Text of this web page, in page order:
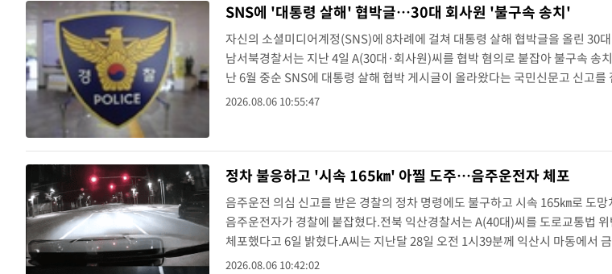
SNS에 '대통령 살해' 협박글…30대 회사원 '불구속 송치'
자신의 소셜미디어계정(SNS)에 8차례에 걸쳐 대통령 살해 협박글을 올린 30
남서북경찰서는 지난 4일 A(30대·회사원)씨를 협박 혐의로 붙잡아 불구속 송
난 6월 중순 SNS에 대통령 살해 협박 게시글이 올라왔다는 국민신문고 신고
확보된 자료를 토대로 해당 글 작성자를 특정·검거하고 A씨로부터 자백을 받았
2026.08.06 10:55:47
정차 불응하고 '시속 165㎞' 아찔 도주…음주운전자 체포
음주운전 의심 신고를 받은 경찰의 정차 명령에도 불구하고 시속 165㎞로 도
음주운전자가 경찰에 붙잡혔다.전북 익산경찰서는 A(40대)씨를 도로교통법
체포했다고 6일 밝혔다.A씨는 지난달 28일 오전 1시39분께 익산시 마동에서
속, 신호위반 등 난폭운전까지 벌인 혐의를 받고 있다.당시 A씨의 차량을 목격
2026.08.06 10:42:02